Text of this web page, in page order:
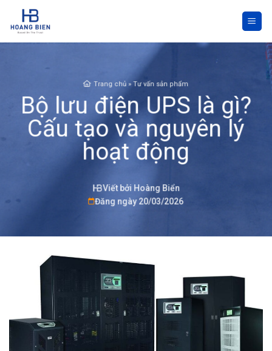
content
Trang chủ »Tư vấn sản phẩm
Bộ lưu điện UPS là gì?
Cấu tạo và nguyên lý
hoạt động
Viết bởi Hoàng Biển
Đăng ngày 20/03/2026